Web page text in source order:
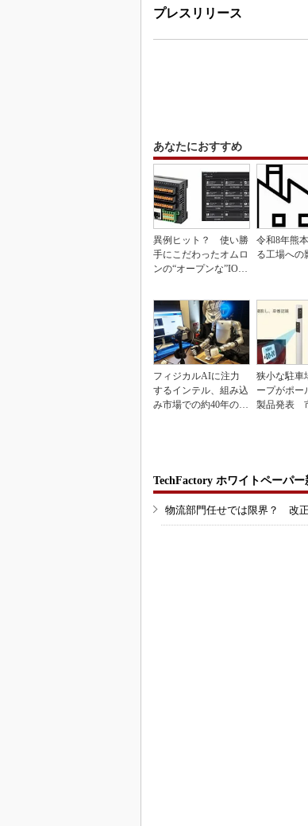
プレスリリース
あなたにおすすめ
異例ヒット？ 使い勝
手にこだわったオムロ
ンの“オープンな”IO-L
令和8年熊
る工場への
フィジカルAIに注力
するインテル、組み込
み市場での約40年の実
狭小な駐車
ープがポー
製品発表
TechFactory ホワイトペーパー
物流部門任せでは限界？ 改